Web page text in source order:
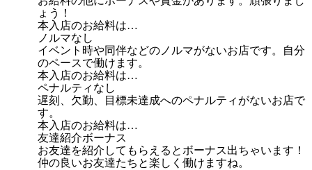
ょう！
本入店のお給料は…
ノルマなし
イベント時や同伴などのノルマがないお店です。自分
のペースで働けます。
本入店のお給料は…
ペナルティなし
遅刻、欠勤、目標未達成へのペナルティがないお店で
す。
本入店のお給料は…
友達紹介ボーナス
お友達を紹介してもらえるとボーナス出ちゃいます！
仲の良いお友達たちと楽しく働けますね。